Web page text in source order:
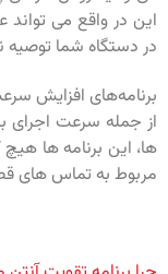
این در واقع می
در دستگاه شما توصیه
برنامه‌های افزایش
از جمله سرعت اجرای
ها، این برنامه ها
مربوط به تماس های